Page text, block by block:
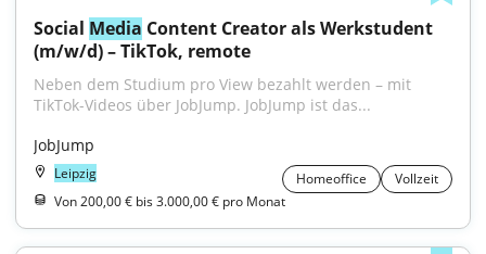
Social Media Content Creator als Werkstudent
(m/w/d) – TikTok, remote
Neben dem Studium pro View bezahlt werden – mit
TikTok-Videos über JobJump. JobJump ist das...
JobJump
Leipzig Homeoffice
Vollzeit
Von 200,00 € bis 3.000,00 € pro Monat